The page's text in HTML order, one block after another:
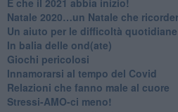
​Natale 2020…un Natale che
Un aiuto per le difficoltà
​In balia delle ond(ate)
Giochi pericolosi
Innamorarsi al tempo del Covid
​Relazioni che fanno male al cuore
​Stressi-AMO-ci meno!